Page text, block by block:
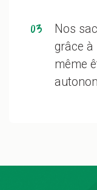
03
Nos
grâce à
même